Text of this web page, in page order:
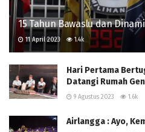
15 Tahun Bawaslu dan
11 April 2023 1.4k
Hari Pertama
Datangi Rumah
9 Agustus 2023 1.6k
Airlangga : Ayo,